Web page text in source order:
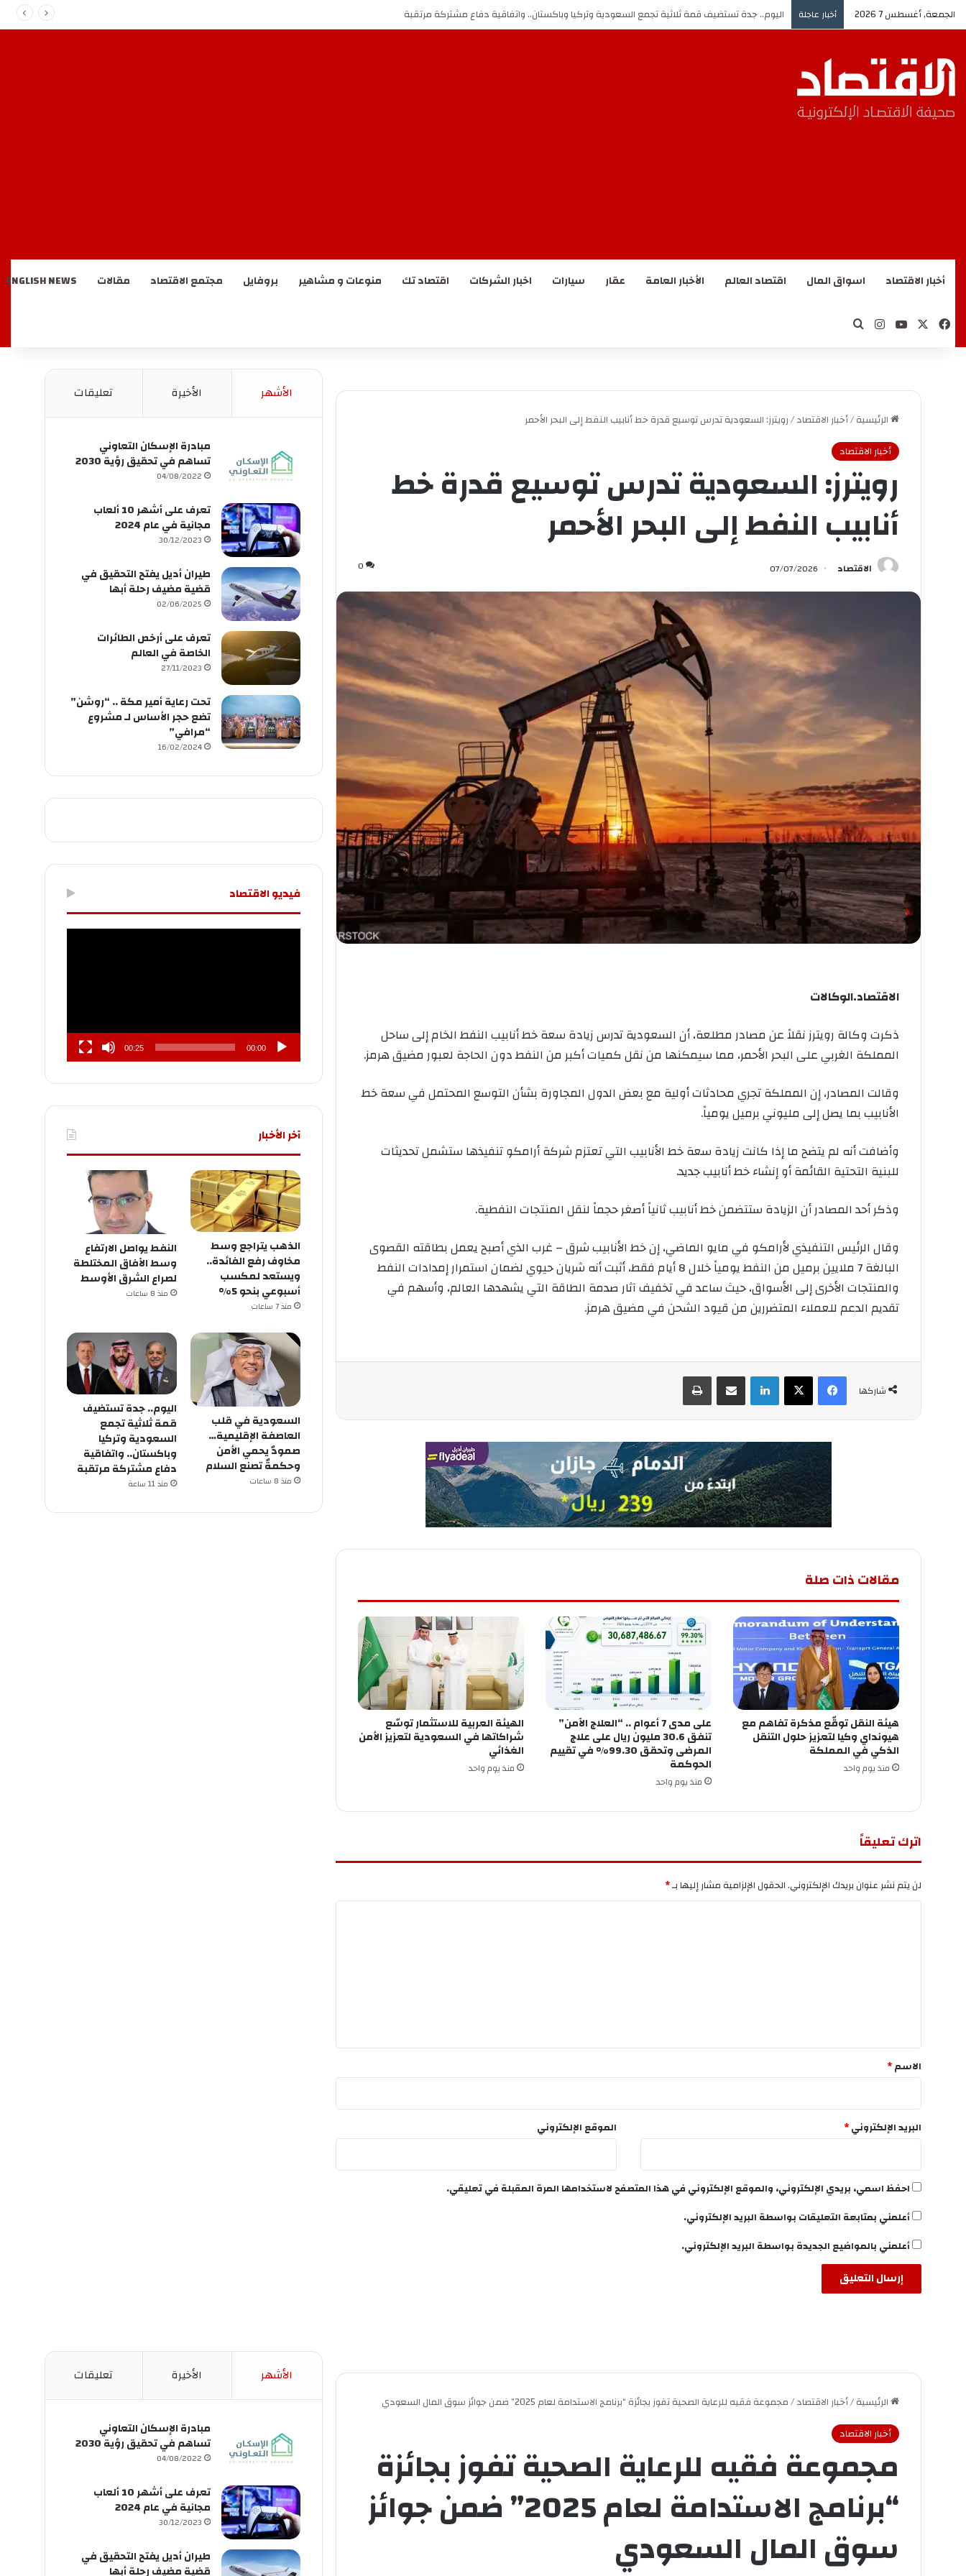
الجمعة, أغسطس 7 2026 أخبار عاجلة اليوم.. جدة تستضيف قمة ثلاثية تجمع السعودية وتركيا وباكستان.. واتفاقية دفاع مشتركة مرتقبة
أخبار الاقتصاد اسواق المال اقتصاد العالم الأخبار العامة عقار سيارات اخبار الشركات اقتصاد تك منوعات و مشاهير بروفايل مجتمع الاقتصاد مقالات ENGLISH NEWS
فيسبوك ‫YouTubeانستقرام
الرئيسية/أخبار الاقتصاد/رويترز: السعودية تدرس توسيع قدرة خط أنابيب النفط إلى البحر الأحمر
أخبار الاقتصاد
رويترز: السعودية تدرس توسيع قدرة خط
أنابيب النفط إلى البحر الأحمر
الاقتصاد 07/07/2026
0
الاقتصاد.الوكالات
ذكرت وكالة رويترز نقلاً عن مصادر مطلعة، أن السعودية تدرس زيادة ​سعة خط أنابيب النفط الخام إلى ساحل
المملكة الغربي على البحر الأحمر، مما سيمكنها من نقل كميات أكبر من النفط دون الحاجة لعبور مضيق هرمز.
وقالت المصادر، إن المملكة تجري ‌محادثات أولية ​مع ‌بعض ⁠الدول المجاورة بشأن ​التوسع المحتمل ⁠في سعة خط
الأنابيب بما يصل إلى مليوني برميل يومياً.
وأضافت أنه لم يتضح ما إذا كانت زيادة سعة خط الأنابيب التي تعتزم شركة ⁠أرامكو تنفيذها ستشمل تحديثات
للبنية التحتية القائمة أو إنشاء خط أنابيب جديد.
وذكر أحد المصادر أن الزيادة ستتضمن خط أنابيب ثانياً ​أصغر حجماً لنقل المنتجات النفطية.
وقال الرئيس التنفيذي لأرامكو في مايو الماضي، إن خط الأنابيب شرق – غرب الذي أصبح يعمل بطاقته القصوى
البالغة 7 ملايين برميل من النفط يومياً خلال 8 أيام فقط، أثبت أنه شريان حيوي لضمان استمرار إمدادات النفط
والمنتجات الأخرى إلى الأسواق، حيث ساعد في تخفيف آثار صدمة الطاقة التي يشهدها العالم، وأسهم في
تقديم الدعم للعملاء المتضررين من قيود الشحن في مضيق هرمز.
شاركها
فيسبوك لينكدإن
مقالات ذات صلة
هيئة النقل توقّع مذكرة تفاهم مع
هيونداي وكيا لتعزيز حلول التنقل
الذكي في المملكة
منذ يوم واحد
على مدى 7 أعوام .. “العلاج الآمن”
تنفق 30.6 مليون ريال على علاج
المرضى وتحقق 99.30% في تقييم
الحوكمة
منذ يوم واحد
الهيئة العربية للاستثمار توسّع
شراكاتها في السعودية لتعزيز الأمن
الغذائي
منذ يوم واحد
اترك تعليقاً
لن يتم نشر عنوان بريدك الإلكتروني.الحقول الإلزامية مشار إليها بـ*
*
الاسم*
البريد الإلكتروني* الموقع الإلكتروني
احفظ اسمي، بريدي الإلكتروني، والموقع الإلكتروني في هذا المتصفح لاستخدامها المرة المقبلة في تعليقي.
أعلمني بمتابعة التعليقات بواسطة البريد الإلكتروني.
أعلمني بالمواضيع الجديدة بواسطة البريد الإلكتروني.
الأشهر الأخيرة تعليقات
مبادرة الإسكان التعاوني
تساهم في تحقيق رؤية 2030
04/08/2022
تعرف على أشهر 10 ألعاب
مجانية في عام 2024
30/12/2023
طيران أديل يفتح التحقيق في
قضية مضيف رحلة أبها
02/06/2025
تعرف على أرخص الطائرات
الخاصة في العالم
27/11/2023
تحت رعاية أمير مكة .. “روشن”
تضع حجر الأساس لـ مشروع
“مرافي”
16/02/2024
فيديو الاقتصاد
00:00
00:25
آخر الأخبار
الذهب يتراجع وسط
مخاوف رفع الفائدة..
ويستعد لمكسب
أسبوعي بنحو 5%
منذ 7 ساعات
النفط يواصل الارتفاع
وسط الآفاق المختلطة
لصراع الشرق الأوسط
منذ 8 ساعات
السعودية في قلب
العاصفة الإقليمية…
صمودٌ يحمي الأمن
وحكمةٌ تصنع السلام
منذ 8 ساعات
اليوم.. جدة تستضيف
قمة ثلاثية تجمع
السعودية وتركيا
وباكستان.. واتفاقية
دفاع مشتركة مرتقبة
منذ 11 ساعة